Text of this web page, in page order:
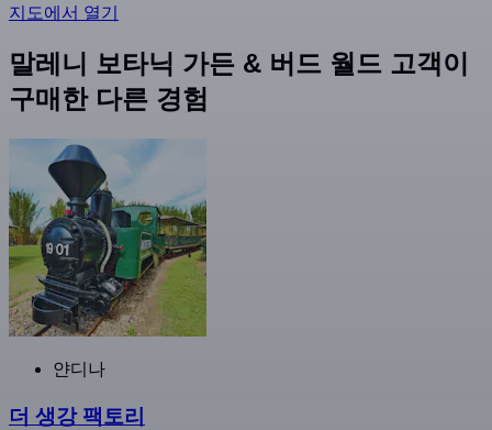
지도에서 열기
말레니 보타닉 가든 & 버드 월드 고객이
구매한 다른 경험
얀디나
더 생강 팩토리